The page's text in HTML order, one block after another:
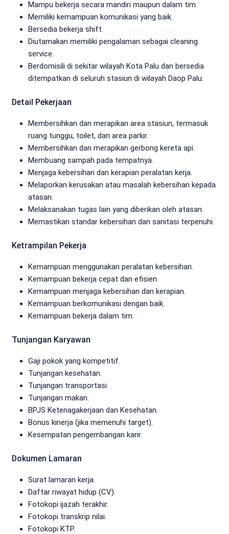
Mampu bekerja secara mandiri maupun dalam tim.
Memiliki kemampuan komunikasi yang baik.
Bersedia bekerja shift.
Diutamakan memiliki pengalaman sebagai cleaning
service.
Berdomisili di sekitar wilayah Kota Palu dan bersedia
ditempatkan di seluruh stasiun di wilayah Daop Palu.
Detail Pekerjaan
Membersihkan dan merapikan area stasiun, termasuk
ruang tunggu, toilet, dan area parkir.
Membersihkan dan merapikan gerbong kereta api.
Membuang sampah pada tempatnya.
Menjaga kebersihan dan kerapian peralatan kerja.
Melaporkan kerusakan atau masalah kebersihan kepada
atasan.
Melaksanakan tugas lain yang diberikan oleh atasan.
Memastikan standar kebersihan dan sanitasi terpenuhi.
Ketrampilan Pekerja
Kemampuan menggunakan peralatan kebersihan.
Kemampuan bekerja cepat dan efisien.
Kemampuan menjaga kebersihan dan kerapian.
Kemampuan berkomunikasi dengan baik.
Kemampuan bekerja dalam tim.
Tunjangan Karyawan
Gaji pokok yang kompetitif.
Tunjangan kesehatan.
Tunjangan transportasi.
Tunjangan makan.
BPJS Ketenagakerjaan dan Kesehatan.
Bonus kinerja (jika memenuhi target).
Kesempatan pengembangan karir.
Dokumen Lamaran
Surat lamaran kerja.
Daftar riwayat hidup (CV).
Fotokopi ijazah terakhir.
Fotokopi transkrip nilai.
Fotokopi KTP.